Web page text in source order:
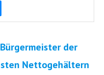
der
Nettogehältern